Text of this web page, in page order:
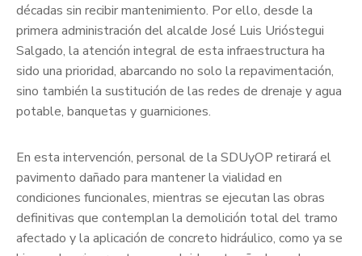
décadas sin recibir mantenimiento. Por ello, desde la
primera administración del alcalde José Luis Urióstegui
Salgado, la atención integral de esta infraestructura ha
sido una prioridad, abarcando no solo la repavimentación,
sino también la sustitución de las redes de drenaje y agua
potable, banquetas y guarniciones.
En esta intervención, personal de la SDUyOP retirará el
pavimento dañado para mantener la vialidad en
condiciones funcionales, mientras se ejecutan las obras
definitivas que contemplan la demolición total del tramo
afectado y la aplicación de concreto hidráulico, como ya se